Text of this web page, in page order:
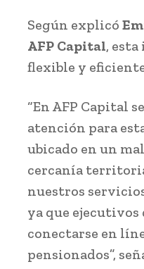
Según explicó
AFP Capital,
flexible y
“En AFP Capital
atención para
ubicado en un
cercanía
nuestros
ya que
conectarse en
pensionados”,